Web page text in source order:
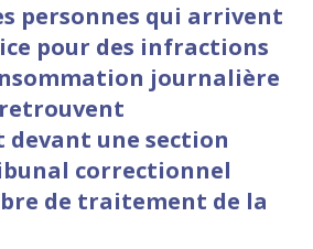
personnes qui arrivent
pour des infractions
journalière
devant une section
correctionnel
de traitement de la